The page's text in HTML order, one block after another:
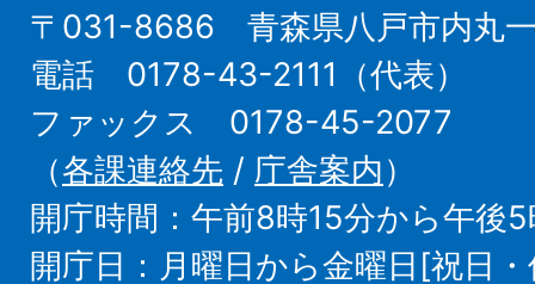
〒031-8686 青森県八戸市内丸一
電話 0178-43-2111（代表）
ファックス 0178-45-2077
（各課連絡先 / 庁舎案内）
開庁時間：午前8時15分から午後
開庁日：月曜日から金曜日[祝日